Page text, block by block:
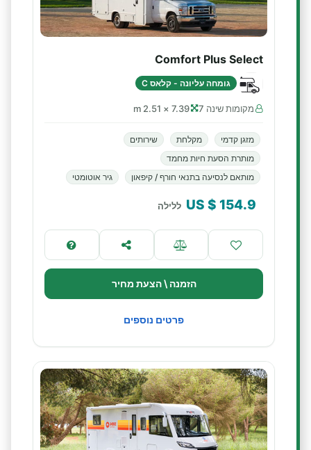
Comfort Plus Select
גומחה עליונה - קלאס C
מקומות שינה 7 7.39 × 2.51 m
מזגן קדמי מקלחת
שירותים
מותרת הסעת חיות מחמד
מותאם לנסיעה בתנאי חורף / קיפאון
גיר אוטומטי
154.9
$ US ללילה
הזמנה \ הצעת מחיר
פרטים נוספים